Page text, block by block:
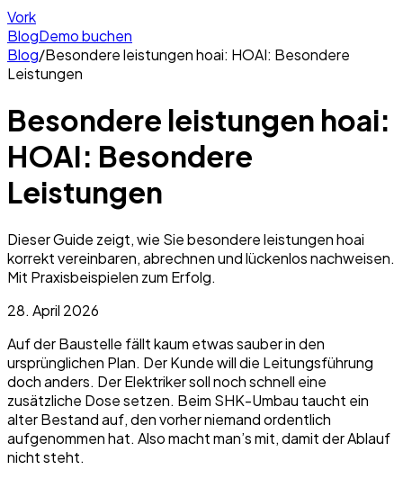
Vork
BlogDemo buchen
Blog/Besondere leistungen hoai: HOAI: Besondere
Leistungen
Besondere leistungen hoai:
HOAI: Besondere
Leistungen
Dieser Guide zeigt, wie Sie besondere leistungen hoai
korrekt vereinbaren, abrechnen und lückenlos nachweisen.
Mit Praxisbeispielen zum Erfolg.
28. April 2026
Auf der Baustelle fällt kaum etwas sauber in den
ursprünglichen Plan. Der Kunde will die Leitungsführung
doch anders. Der Elektriker soll noch schnell eine
zusätzliche Dose setzen. Beim SHK-Umbau taucht ein
alter Bestand auf, den vorher niemand ordentlich
aufgenommen hat. Also macht man’s mit, damit der Ablauf
nicht steht.